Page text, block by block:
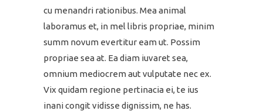
cu menandri rationibus. Mea animal
laboramus et, in mel libris propriae, minim
summ novum evertitur eam ut. Possim
propriae sea at. Ea diam iuvaret sea,
omnium mediocrem aut vulputate nec ex.
Vix quidam regione pertinacia ei, te ius
inani congit vidisse dignissim, ne has.